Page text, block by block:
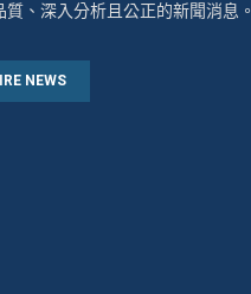
、深入分析且公正的新聞消息。
NEWS